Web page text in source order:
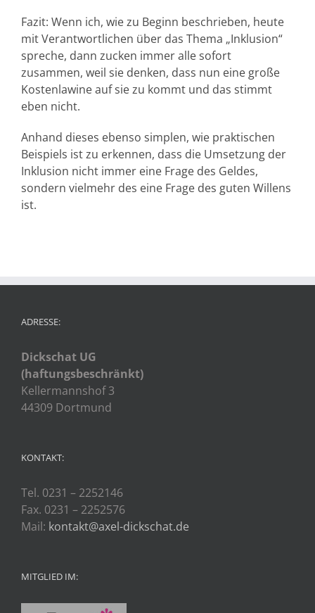
Fazit: Wenn ich, wie zu Beginn beschrieben, heute
mit Verantwortlichen über das Thema „Inklusion“
spreche, dann zucken immer alle sofort
zusammen, weil sie denken, dass nun eine große
Kostenlawine auf sie zu kommt und das stimmt
eben nicht.
Anhand dieses ebenso simplen, wie praktischen
Beispiels ist zu erkennen, dass die Umsetzung der
Inklusion nicht immer eine Frage des Geldes,
sondern vielmehr des eine Frage des guten Willens
ist.
ADRESSE:
Dickschat UG
(haftungsbeschränkt)
Kellermannshof 3
44309 Dortmund
KONTAKT:
Tel. 0231 – 2252146
Fax. 0231 – 2252576
Mail: kontakt@axel-dickschat.de
MITGLIED IM: